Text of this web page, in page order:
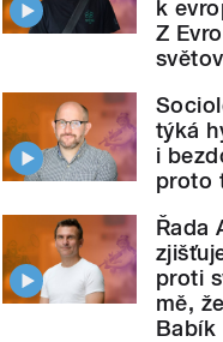
k
Z
týká
i
proto
Řada
proti
mě,
Babík